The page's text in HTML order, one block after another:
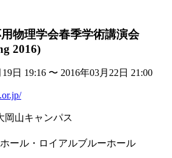
用物理学会春季学術講演会
2016)
日 19:16 〜 2016年03月22日 21:00
岡山キャンパス
ール・ロイアルブルーホール